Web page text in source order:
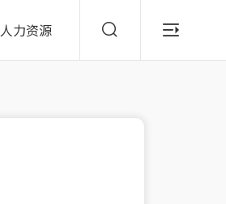
人力资源